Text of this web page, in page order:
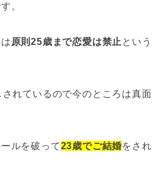
。
原則25歳まで恋愛は禁止 という
されているので今のところは真面
ルを破って23歳でご結婚をされ